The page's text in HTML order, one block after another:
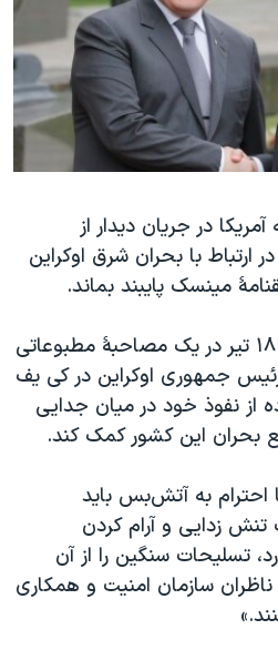
ایران
صلح
«سی‌پک»
در جريان ديدار از
ارتباط با بحران شرق اوکراين
مينسک پايبند بماند.
آقای تيلرسون روز يکشنبه ۱۸ تیر در يک مصاحبۀ مطبوعاتی
جمهوری اوکراين در کی يف
از نفوذ خود در میان جدايی
بحران اين کشور کمک کند.
احترام به آتش‌بس بايد
زدايی و آرام کردن
تسليحات سنگين را از آن
سازمان امنيت و همکاری